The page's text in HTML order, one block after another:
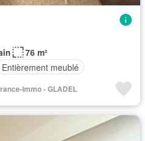
76 m²
Entièrement meublé
immo - GLADEL